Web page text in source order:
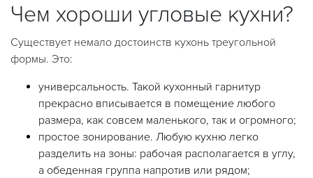
Чем хороши угловые кухни?
Существует немало достоинств кухонь треугольной
формы. Это:
универсальность. Такой кухонный гарнитур
прекрасно вписывается в помещение любого
размера, как совсем маленького, так и огромного;
простое зонирование. Любую кухню легко
разделить на зоны: рабочая располагается в углу,
а обеденная группа напротив или рядом;